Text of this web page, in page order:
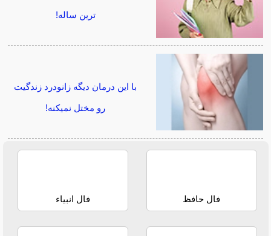
ترین ساله!
با این درمان دیگه زانودرد زندگیت
رو مختل نمیکنه!
فال حافظ فال انبیاء